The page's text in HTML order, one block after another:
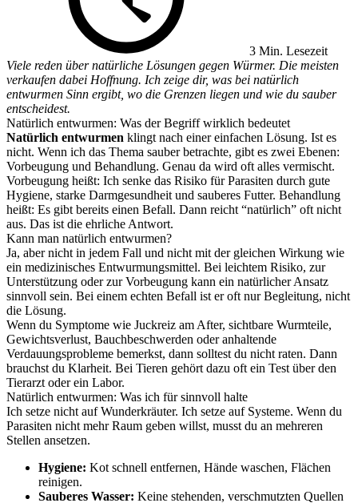
3 Min. Lesezeit
Viele reden über natürliche Lösungen gegen Würmer. Die meisten
verkaufen dabei Hoffnung. Ich zeige dir, was bei natürlich
entwurmen Sinn ergibt, wo die Grenzen liegen und wie du sauber
entscheidest.
Natürlich entwurmen: Was der Begriff wirklich bedeutet
Natürlich entwurmen klingt nach einer einfachen Lösung. Ist es
nicht. Wenn ich das Thema sauber betrachte, gibt es zwei Ebenen:
Vorbeugung und Behandlung. Genau da wird oft alles vermischt.
Vorbeugung heißt: Ich senke das Risiko für Parasiten durch gute
Hygiene, starke Darmgesundheit und sauberes Futter. Behandlung
heißt: Es gibt bereits einen Befall. Dann reicht “natürlich” oft nicht
aus. Das ist die ehrliche Antwort.
Kann man natürlich entwurmen?
Ja, aber nicht in jedem Fall und nicht mit der gleichen Wirkung wie
ein medizinisches Entwurmungsmittel. Bei leichtem Risiko, zur
Unterstützung oder zur Vorbeugung kann ein natürlicher Ansatz
sinnvoll sein. Bei einem echten Befall ist er oft nur Begleitung, nicht
die Lösung.
Wenn du Symptome wie Juckreiz am After, sichtbare Wurmteile,
Gewichtsverlust, Bauchbeschwerden oder anhaltende
Verdauungsprobleme bemerkst, dann solltest du nicht raten. Dann
brauchst du Klarheit. Bei Tieren gehört dazu oft ein Test über den
Tierarzt oder ein Labor.
Natürlich entwurmen: Was ich für sinnvoll halte
Ich setze nicht auf Wunderkräuter. Ich setze auf Systeme. Wenn du
Parasiten nicht mehr Raum geben willst, musst du an mehreren
Stellen ansetzen.
Hygiene: Kot schnell entfernen, Hände waschen, Flächen
reinigen.
Sauberes Wasser: Keine stehenden, verschmutzten Quellen